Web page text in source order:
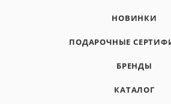
НОВИНКИ
ПОДАРОЧНЫЕ
БРЕНДЫ
КАТАЛОГ